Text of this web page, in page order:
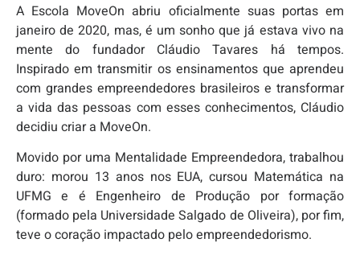
A Escola MoveOn abriu oficialmente suas portas em
janeiro de 2020, mas, é um sonho que já estava vivo na
mente do fundador Cláudio Tavares há tempos.
Inspirado em transmitir os ensinamentos que aprendeu
com grandes empreendedores brasileiros e transformar
a vida das pessoas com esses conhecimentos, Cláudio
decidiu criar a MoveOn.
Movido por uma Mentalidade Empreendedora, trabalhou
duro: morou 13 anos nos EUA, cursou Matemática na
UFMG e é Engenheiro de Produção por formação
(formado pela Universidade Salgado de Oliveira), por fim,
teve o coração impactado pelo empreendedorismo.